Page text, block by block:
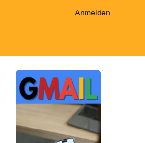
Anmelden